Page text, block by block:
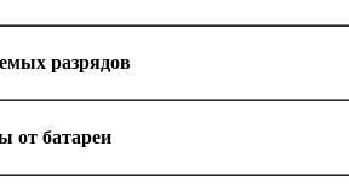
разрядов
от батареи